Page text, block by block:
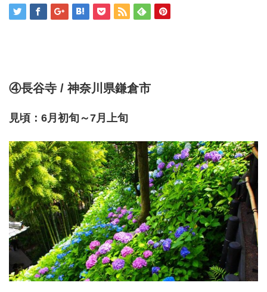
④長谷寺 / 神奈川県鎌倉市
見頃：6月初旬～7月上旬